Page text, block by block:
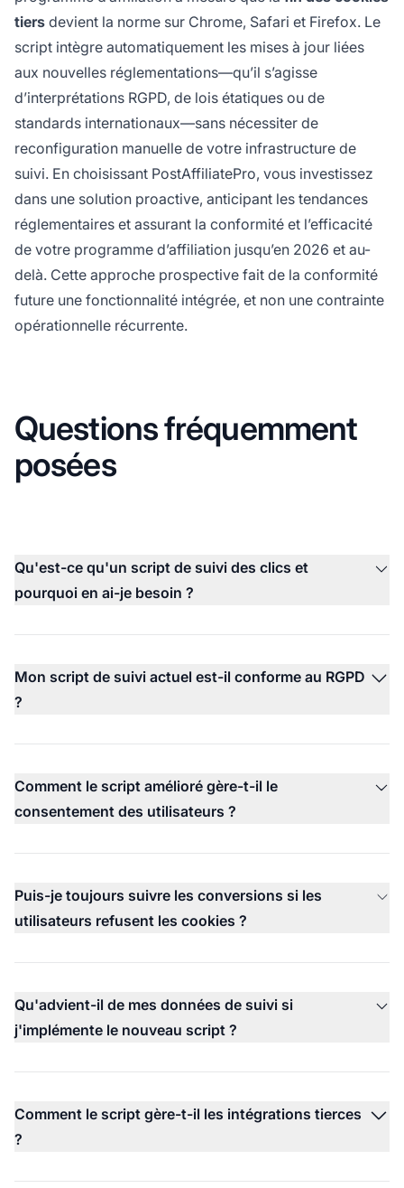
tiers devient la norme sur Chrome, Safari et Firefox. Le
script intègre automatiquement les mises à jour liées
aux nouvelles réglementations—qu’il s’agisse
d’interprétations RGPD, de lois étatiques ou de
standards internationaux—sans nécessiter de
reconfiguration manuelle de votre infrastructure de
suivi. En choisissant PostAffiliatePro, vous investissez
dans une solution proactive, anticipant les tendances
réglementaires et assurant la conformité et l’efficacité
de votre programme d’affiliation jusqu’en 2026 et au-
delà. Cette approche prospective fait de la conformité
future une fonctionnalité intégrée, et non une contrainte
opérationnelle récurrente.
Questions fréquemment
posées
Qu'est-ce qu'un script de suivi des clics et
pourquoi en ai-je besoin ?
Mon script de suivi actuel est-il conforme au RGPD
?
Comment le script amélioré gère-t-il le
consentement des utilisateurs ?
Puis-je toujours suivre les conversions si les
utilisateurs refusent les cookies ?
Qu'advient-il de mes données de suivi si
j'implémente le nouveau script ?
Comment le script gère-t-il les intégrations tierces
?